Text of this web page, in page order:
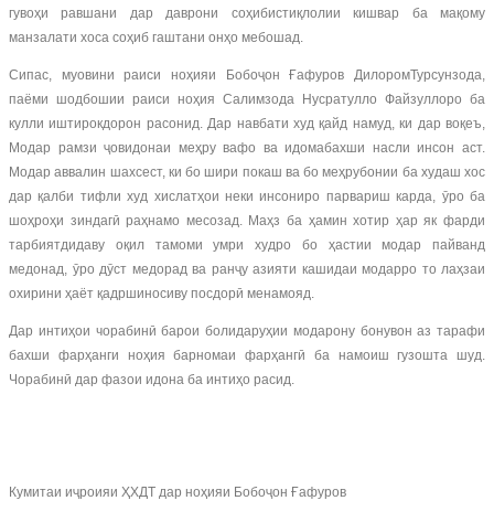
гувоҳи равшани дар даврони соҳибистиқлолии кишвар ба мақому
манзалати хоса соҳиб гаштани онҳо мебошад.
Сипас, муовини раиси ноҳияи Бобоҷон Ғафуров ДилоромТурсунзода,
паёми шодбошии раиси ноҳия Салимзода Нусратулло Файзуллоро ба
кулли иштирокдорон расонид. Дар навбати худ қайд намуд, ки дар воқеъ,
Модар рамзи ҷовидонаи меҳру вафо ва идомабахши насли инсон аст.
Модар аввалин шахсест, ки бо шири покаш ва бо меҳрубонии ба худаш хос
дар қалби тифли худ хислатҳои неки инсониро парвариш карда, ӯро ба
шоҳроҳи зиндагӣ раҳнамо месозад. Маҳз ба ҳамин хотир ҳар як фарди
тарбиятдидаву оқил тамоми умри худро бо ҳастии модар пайванд
медонад, ӯро дӯст медорад ва ранҷу азияти кашидаи модарро то лаҳзаи
охирини ҳаёт қадршиносиву посдорӣ менамояд.
Дар интиҳои чорабинӣ барои болидаруҳии модарону бонувон аз тарафи
бахши фарҳанги ноҳия барномаи фарҳангӣ ба намоиш гузошта шуд.
Чорабинӣ дар фазои идона ба интиҳо расид.
Кумитаи иҷроияи ҲХДТ дар ноҳияи Бобоҷон Ғафуров